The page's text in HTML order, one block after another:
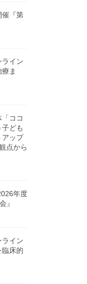
催『第
ライン
ま
「ココ
ども
アップ
点から
年度
』
ライン
臨床的